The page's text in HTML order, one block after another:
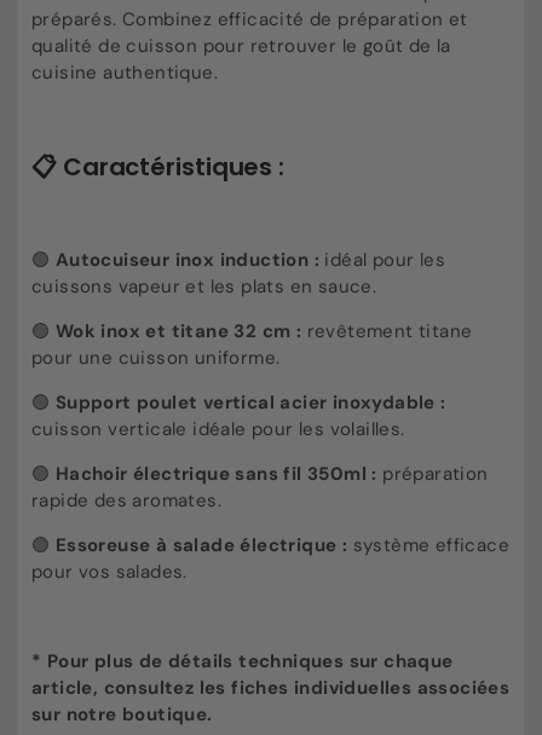
préparés. Combinez efficacité de préparation et
qualité de cuisson pour retrouver le goût de la
cuisine authentique.
📋Caractéristiques :
🟢 Autocuiseur inox induction : idéal pour les
cuissons vapeur et les plats en sauce.
🟢 Wok inox et titane 32 cm : revêtement titane
pour une cuisson uniforme.
🟢 Support poulet vertical acier inoxydable :
cuisson verticale idéale pour les volailles.
🟢 Hachoir électrique sans fil 350ml : préparation
rapide des aromates.
🟢 Essoreuse à salade électrique : système efficace
pour vos salades.
* Pour plus de détails techniques sur chaque
article, consultez les fiches individuelles associées
sur notre boutique.